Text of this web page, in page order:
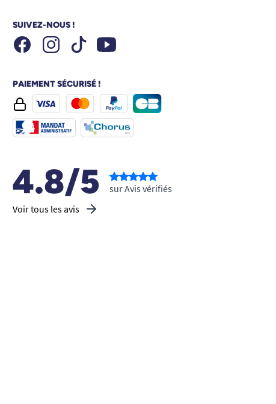
SUIVEZ-NOUS !
FacebookInstagramTiktok Youtube
PAIEMENT SÉCURISÉ !
4.8/5
Voir tous les avis
sur Avis vérifiés